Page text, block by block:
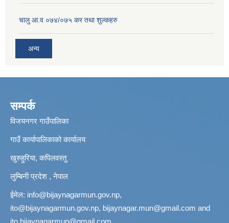
चालु आ.व ०७४/०७५ कर तथा शुल्कहरु
अन्य
सम्पर्क
विजयनगर गाउँपालिका
गाउँ कार्यापालिकाको कार्यालय
खुरुहुरिया, कपिलवस्तु
लुम्बिनी प्रदेश , नेपाल
ईमेल: info@bijaynagarmun.gov.np,
ito@bijaynagarmun.gov.np, bijaynagar.mun@gmail.com and